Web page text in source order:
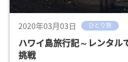
2020年03月03日 ひとり旅
ハワイ島旅行記～レンタル
挑戦